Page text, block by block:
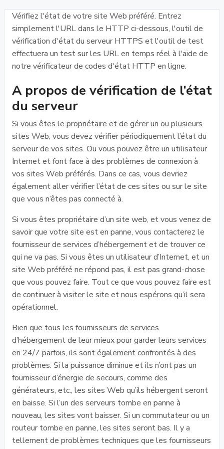
Vérifiez l'état de votre site Web préféré. Entrez
simplement l'URL dans le HTTP ci-dessous, l'outil de
vérification d'état du serveur HTTPS et l'outil de test
effectuera un test sur les URL en temps réel à l'aide de
notre vérificateur de codes d'état HTTP en ligne.
A propos de vérification de l’état
du serveur
Si vous êtes le propriétaire et de gérer un ou plusieurs
sites Web, vous devez vérifier périodiquement l’état du
serveur de vos sites. Ou vous pouvez être un utilisateur
Internet et font face à des problèmes de connexion à
vos sites Web préférés. Dans ce cas, vous devriez
également aller vérifier l’état de ces sites ou sur le site
que vous n’êtes pas connecté à.
Si vous êtes propriétaire d’un site web, et vous venez de
savoir que votre site est en panne, vous contacterez le
fournisseur de services d’hébergement et de trouver ce
qui ne va pas. Si vous êtes un utilisateur d’Internet, et un
site Web préféré ne répond pas, il est pas grand-chose
que vous pouvez faire. Tout ce que vous pouvez faire est
de continuer à visiter le site et nous espérons qu’il sera
opérationnel.
Bien que tous les fournisseurs de services
d’hébergement de leur mieux pour garder leurs services
en 24/7 parfois, ils sont également confrontés à des
problèmes. Si la puissance diminue et ils n’ont pas un
fournisseur d’énergie de secours, comme des
générateurs, etc., les sites Web qu’ils hébergent seront
en baisse. Si l’un des serveurs tombe en panne à
nouveau, les sites vont baisser. Si un commutateur ou un
routeur tombe en panne, les sites seront bas. Il y a
tellement de problèmes techniques que les fournisseurs